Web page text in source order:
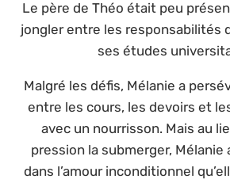
Le père de Théo était peu
jongler entre les responsabilités
ses études
Malgré les défis, Mélanie a
entre les cours, les devoirs et
avec un nourrisson. Mais au
pression la submerger, Mélanie
dans l’amour inconditionnel